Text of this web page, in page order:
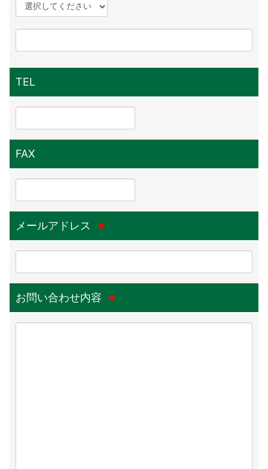
お客様からのお問い合わせへの対応に必要な範囲
での利用を行います。
し、不正アクセス、紛失・破壊・改ざん・漏洩等
の予防並びに是正に努めます。
・個人情報の開示・訂正または削除について
個人情報の開示を求められたときは、所定の手続
きに基づいて合理的期間内に開示し、誤った情報
があれば訂正又は削除します。
・個人情報の外部委託について
当社は個人情報を外部へ預託する場合の措置に関
して個人情報を適切に取り扱っている委託先を選
TEL
FAX
メールアドレス ※
お問い合わせ内容 ※